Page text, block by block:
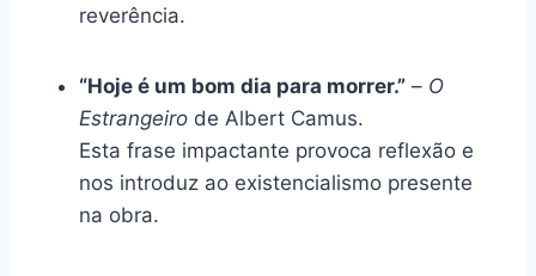
reverência.
“Hoje é um bom dia para morrer.” – O
Estrangeiro de Albert Camus.
Esta frase impactante provoca reflexão e
nos introduz ao existencialismo presente
na obra.